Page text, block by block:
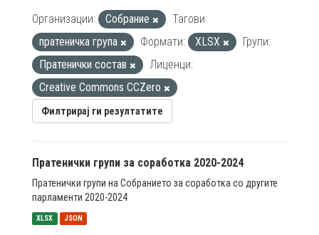
Организации: Собрание
Тагови:
пратеничка група
Формати: XLSX
Групи:
Пратенички состав
Лиценци:
Creative Commons CCZero
Филтрирај ги резултатите
Пратенички групи за соработка 2020-2024
Пратенички групи на Собранието за соработка со другите
парламенти 2020-2024
XLSX JSON